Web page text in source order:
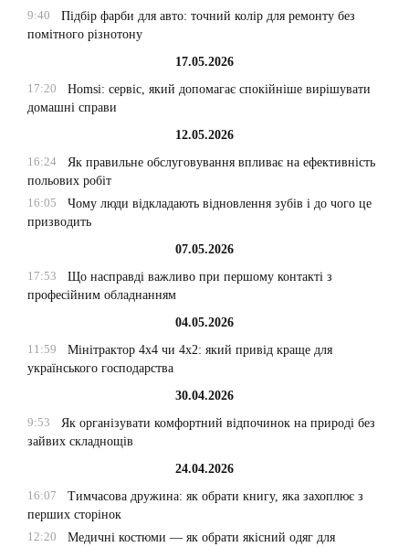
9:40
Підбір фарби для авто: точний колір для ремонту без
помітного різнотону
17.05.2026
17:20
Homsi: сервіс, який допомагає спокійніше вирішувати
домашні справи
12.05.2026
16:24
Як правильне обслуговування впливає на ефективність
польових робіт
16:05
Чому люди відкладають відновлення зубів і до чого це
призводить
07.05.2026
17:53
Що насправді важливо при першому контакті з
професійним обладнанням
04.05.2026
11:59
Мінітрактор 4х4 чи 4х2: який привід краще для
українського господарства
30.04.2026
9:53
Як організувати комфортний відпочинок на природі без
зайвих складнощів
24.04.2026
16:07
Тимчасова дружина: як обрати книгу, яка захоплює з
перших сторінок
12:20
Медичні костюми — як обрати якісний одяг для